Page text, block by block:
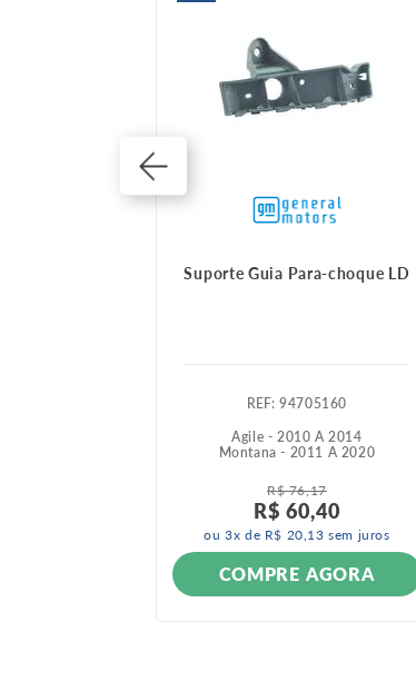
Suporte Guia Para-choque LD
:94705160
Agile - 2010 A 2014
Montana - 2011 A 2020
R$ 76,17
R$ 60,40
ou3x de R$ 20 13 sem juros
COMPRE AGORA